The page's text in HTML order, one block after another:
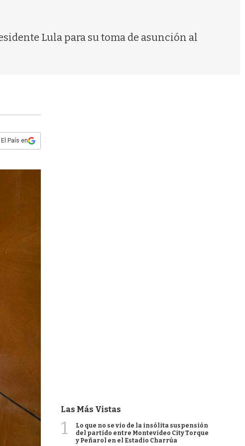
Lula para su toma de asunción al
País en
Las Más Vistas
1
Lo que no se vio de la insólita suspensión
del partido entre Montevideo City Torque
y Peñarol en el Estadio Charrúa